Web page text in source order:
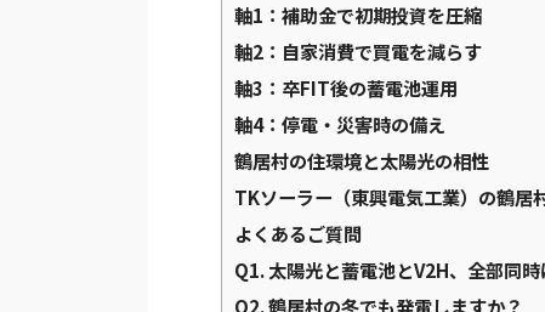
軸1：補助金で初期投資を圧縮
軸2：自家消費で買電を減らす
軸3：卒FIT後の蓄電池運用
軸4：停電・災害時の備え
鶴居村の住環境と太陽光の相性
TKソーラー（東興電気工業）の鶴居
よくあるご質問
Q1. 太陽光と蓄電池とV2H、全部同
Q2. 鶴居村の冬でも発電しますか？